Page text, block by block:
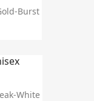
Burst
White